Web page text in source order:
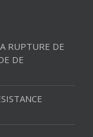
RUPTURE DE
DE